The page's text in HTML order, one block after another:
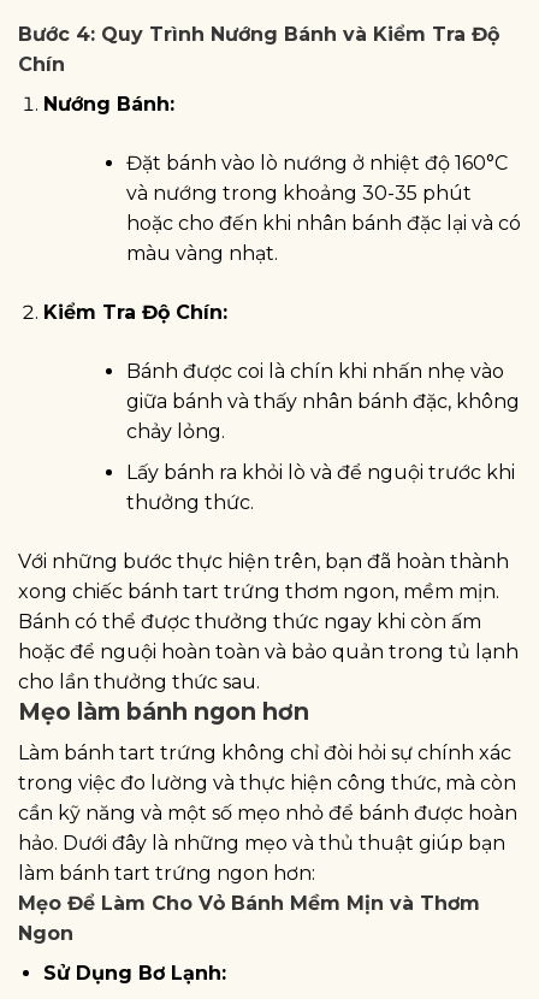
Bước 4: Quy Trình Nướng Bánh và Kiểm Tra Độ
Chín
Nướng Bánh:
Đặt bánh vào lò nướng ở nhiệt độ 160°C
và nướng trong khoảng 30-35 phút
hoặc cho đến khi nhân bánh đặc lại và có
màu vàng nhạt.
Kiểm Tra Độ Chín:
Bánh được coi là chín khi nhấn nhẹ vào
giữa bánh và thấy nhân bánh đặc, không
chảy lỏng.
Lấy bánh ra khỏi lò và để nguội trước khi
thưởng thức.
Với những bước thực hiện trên, bạn đã hoàn thành
xong chiếc bánh tart trứng thơm ngon, mềm mịn.
Bánh có thể được thưởng thức ngay khi còn ấm
hoặc để nguội hoàn toàn và bảo quản trong tủ lạnh
cho lần thưởng thức sau.
Mẹo làm bánh ngon hơn
Làm bánh tart trứng không chỉ đòi hỏi sự chính xác
trong việc đo lường và thực hiện công thức, mà còn
cần kỹ năng và một số mẹo nhỏ để bánh được hoàn
hảo. Dưới đây là những mẹo và thủ thuật giúp bạn
làm bánh tart trứng ngon hơn:
Mẹo Để Làm Cho Vỏ Bánh Mềm Mịn và Thơm
Ngon
Sử Dụng Bơ Lạnh: